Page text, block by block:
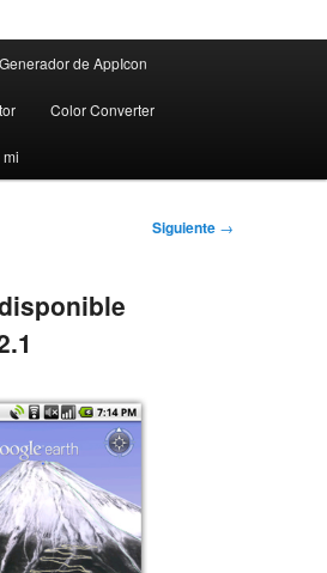
Generador de AppIcon
Color Converter
Siguiente →